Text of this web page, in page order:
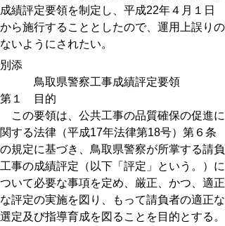
成績評定要領を制定し、平成22年４月１日
から施行することとしたので、運用上誤りの
ないようにされたい。
別添
鳥取県警察工事成績評定要領
第１ 目的
この要領は、公共工事の品質確保の促進に
関する法律（平成17年法律第18号）第６条
の規定に基づき、鳥取県警察が所掌する請負
工事の成績評定（以下「評定」という。）に
ついて必要な事項を定め、厳正、かつ、適正
な評定の実施を図り、もって請負者の適正な
選定及び指導育成を図ることを目的とする。